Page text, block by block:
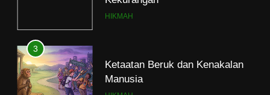
Ketaatan Beruk dan Kenakalan
Manusia
4
Mahasiswa dan Santri Serukan